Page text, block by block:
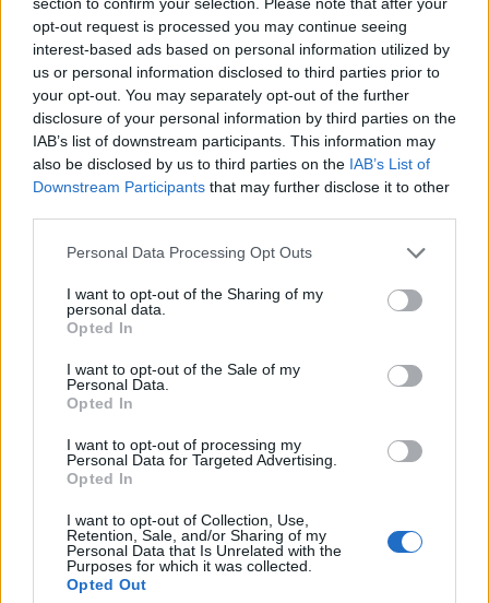
opt-out request is processed you may continue seeing
interest-based ads based on personal information utilized by
us or personal information disclosed to third parties prior to
your opt-out. You may separately opt-out of the further
disclosure of your personal information by third parties on the
IAB’s list of downstream participants. This information may
also be disclosed by us to third parties on the IAB’s List of
Downstream Participants that may further disclose it to other
Please note that this website/app uses one or more Google
not limited to your visit or usage behaviour. You may click to
grant or deny consent to Google and its third-party tags to
use your data for below specified purposes in below Google
consent section.
Personal Data Processing Opt Outs
I want to opt-out of the Sharing of my
personal data.
Opted In
I want to opt-out of the Sale of my
Personal Data.
Opted In
I want to opt-out of processing my
Personal Data for Targeted Advertising.
Opted In
I want to opt-out of Collection, Use,
Retention, Sale, and/or Sharing of my
Personal Data that Is Unrelated with the
Purposes for which it was collected.
Opted Out
F
a
ce
b
o
o
k
T
w
it
te
r
Pi
n
te
re
st
W
h
at
s
A
p
p
S
h
a
re
Articolo precedente
Prossimo articolo
NOTIZIE RECENTI
Le previsioni meteo per il weekend a Olbia e in
Gallura
Michelle Hunziker in Gallura, bella anche dal
vivo: un amico vip svela come fa
Calangianus, dopo le polemiche il centro
Olbia, divieto di sosta contro spaccio e degrado:
esplode la protesta